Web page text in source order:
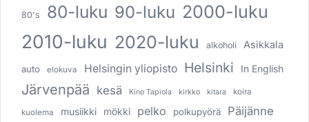
80's 80-luku 90-luku 2000-luku
2010-luku 2020-luku alkoholi Asikkala
auto elokuva Helsingin yliopisto Helsinki In English
Järvenpää kesä Kino Tapiola kirkko kitara koira
kuolema musiikki mökki pelko polkupyörä Päijänne